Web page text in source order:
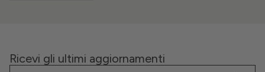
Ricevi gli ultimi aggiornamenti